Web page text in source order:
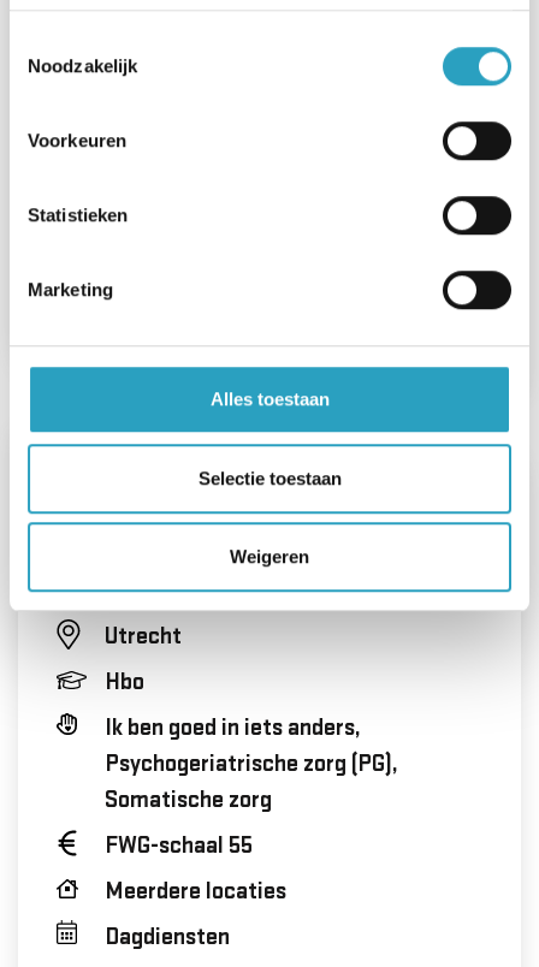
Noodzakelijk
Voorkeuren
Statistieken
Marketing
Alles toestaan
Selectie toestaan
Weigeren
Onbekend/n.v.t.
Maatschappelijk werker
00 - 24 uur
Utrecht
Hbo
Ik ben goed in iets anders,
Psychogeriatrische zorg (PG),
Somatische zorg
FWG-schaal 55
Meerdere locaties
Dagdiensten